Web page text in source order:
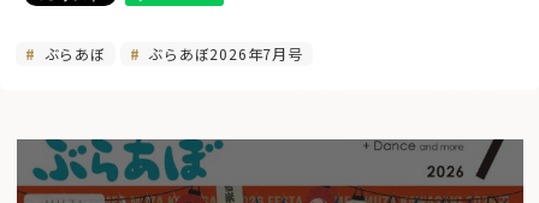
ぶらあぼ ぶらあぼ2026年7月号